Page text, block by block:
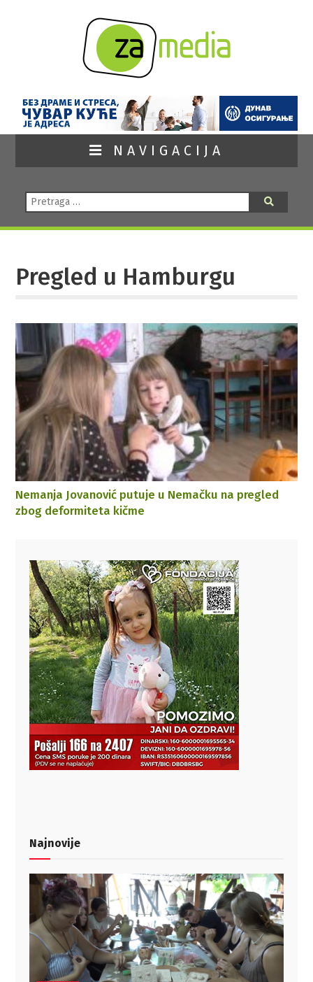
NAVIGACIJA
Pretraga:
Pregled u Hamburgu
Nemanja Jovanović putuje u Nemačku na pregled
zbog deformiteta kičme
Najnovije